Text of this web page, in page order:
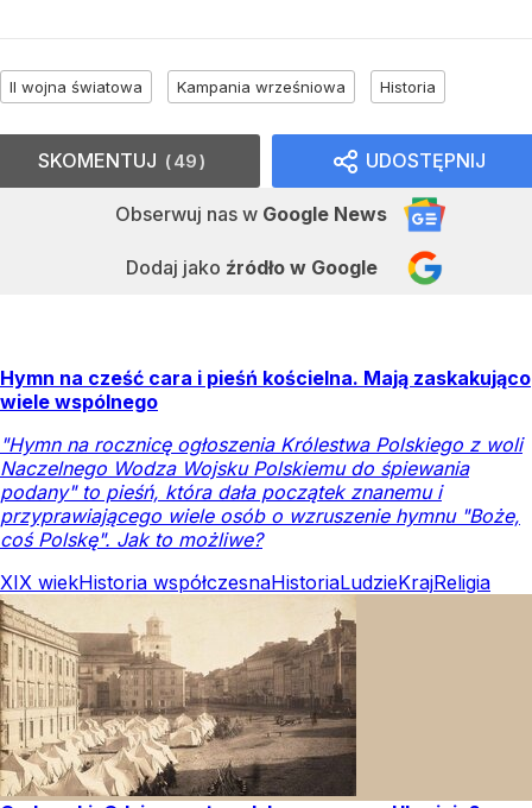
II wojna światowa Kampania wrześniowa Historia
UDOSTĘPNIJ
Obserwuj nas w Google News
Dodaj jako źródło w Google
SKOMENTUJ 49
Hymn na cześć cara i pieśń kościelna. Mają zaskakująco
wiele wspólnego
"Hymn na rocznicę ogłoszenia Królestwa Polskiego z woli
Naczelnego Wodza Wojsku Polskiemu do śpiewania
podany" to pieśń, która dała początek znanemu i
przyprawiającego wiele osób o wzruszenie hymnu "Boże,
coś Polskę". Jak to możliwe?
XIX wiekHistoria współczesnaHistoriaLudzieKrajReligia